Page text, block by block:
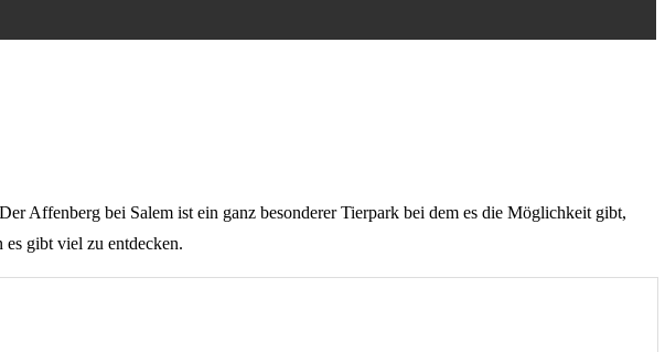
Affenberg bei Salem ist ein ganz besonderer Tierpark bei dem es die Möglichkeit gibt,
gibt viel zu entdecken.